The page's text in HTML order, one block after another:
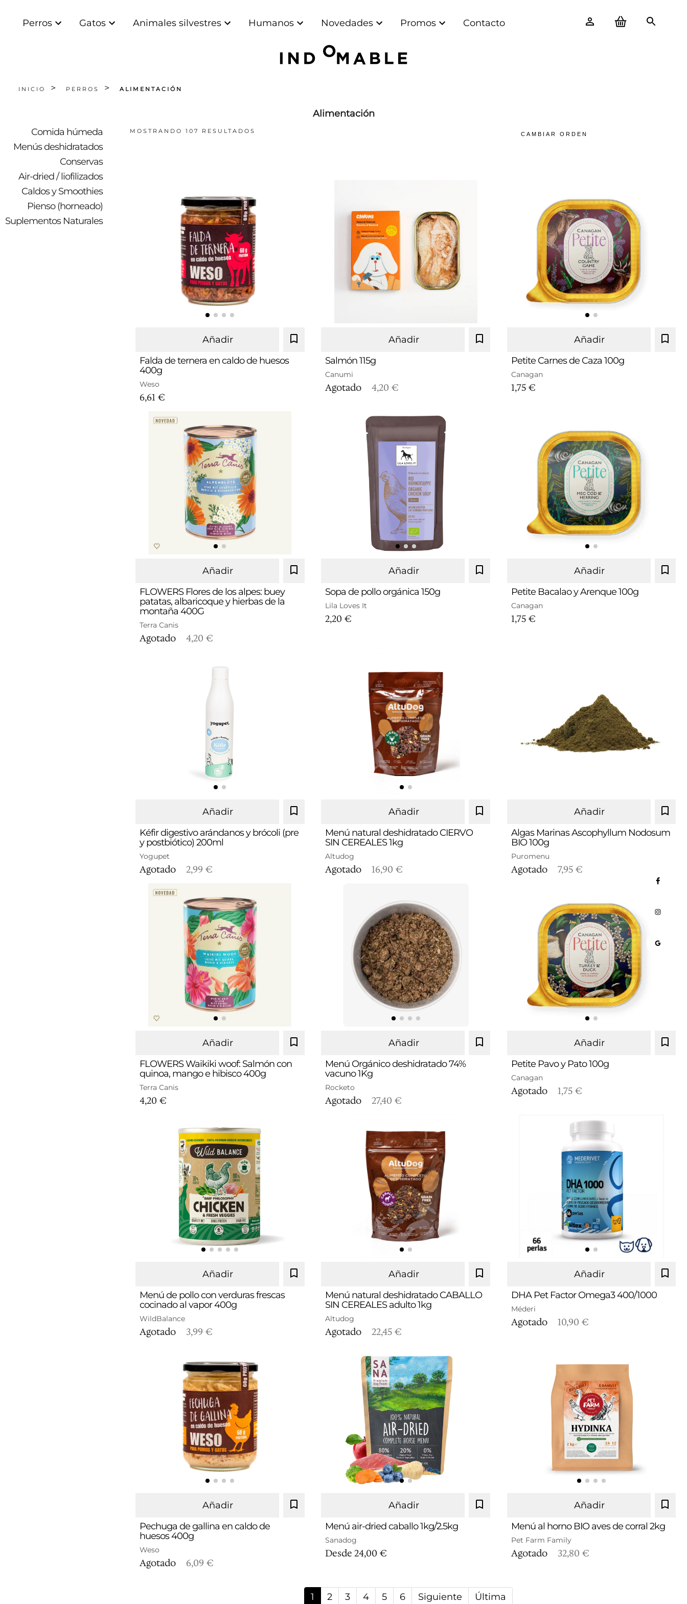
Perros Gatos Animales silvestres Humanos Novedades Promos Contacto
INICIO PERROS ALIMENTACIÓN
Alimentación
Comida húmeda
Menús deshidratados
Conservas
Air-dried / liofilizados
Caldos y Smoothies
Pienso (horneado)
Suplementos Naturales
MOSTRANDO 107 RESULTADOS
Añadir
Falda de ternera en caldo de huesos
400g
Weso
6,61 €
Añadir
Salmón 115g
Canumi
Agotado 4,20 €
Añadir
Petite Carnes de Caza 100g
Canagan
1,75 €
Añadir
FLOWERS Flores de los alpes: buey
patatas, albaricoque y hierbas de la
montaña 400G
Terra Canis
Agotado 4,20 €
Añadir
Sopa de pollo orgánica 150g
Lila Loves It
2,20 €
Añadir
Petite Bacalao y Arenque 100g
Canagan
1,75 €
Añadir
Kéfir digestivo arándanos y brócoli (pre
y postbiótico) 200ml
Yogupet
Agotado 2,99 €
Añadir
Menú natural deshidratado CIERVO
SIN CEREALES 1kg
Altudog
Agotado 16,90 €
Añadir
Algas Marinas Ascophyllum Nodosum
BIO 100g
Puromenu
Agotado 7,95 €
Añadir
FLOWERS Waikiki woof: Salmón con
quinoa, mango e hibisco 400g
Terra Canis
4,20 €
Añadir
Menú Orgánico deshidratado 74%
vacuno 1Kg
Rocketo
Agotado 27,40 €
Añadir
Petite Pavo y Pato 100g
Canagan
Agotado 1,75 €
Añadir
Menú de pollo con verduras frescas
cocinado al vapor 400g
WildBalance
Agotado 3,99 €
Añadir
Menú natural deshidratado CABALLO
SIN CEREALES adulto 1kg
Altudog
Agotado 22,45 €
DHA 1000/ 33 perlas
DHA 1000/ 66 perlas
Añadir
DHA Pet Factor Omega3 400/1000
Méderi
Agotado 10,90 €
Añadir
Pechuga de gallina en caldo de
huesos 400g
Weso
Agotado 6,09 €
1Kg
Añadir
Menú air-dried caballo 1kg/2.5kg
Sanadog
Desde24,00 €
Añadir
Menú al horno BIO aves de corral 2kg
Pet Farm Family
Agotado 32,80 €
1 2 3 4 5 6 Siguiente Última